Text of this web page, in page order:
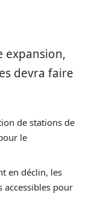
expansion,
devra faire
de stations de
le
en déclin, les
pour